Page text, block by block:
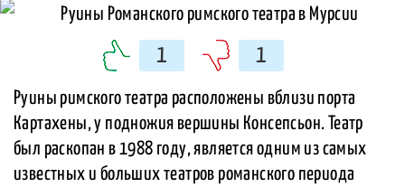
1 1
Руины римского театра расположены вблизи порта
Картахены, у подножия вершины Консепсьон. Театр
был раскопан в 1988 году, является одним из самых
известных и больших театров романского периода